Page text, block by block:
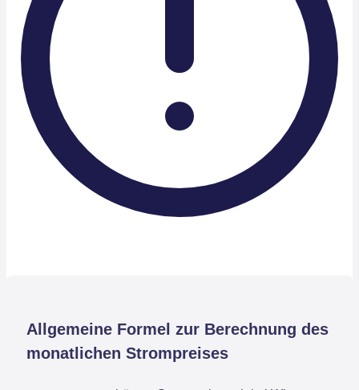
Allgemeine Formel zur Berechnung des
monatlichen Strompreises